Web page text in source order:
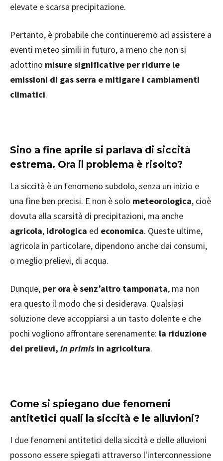
elevate e scarsa precipitazione.
Pertanto, è probabile che continueremo ad assistere a
eventi meteo simili in futuro, a meno che non si
adottino misure significative per ridurre le
emissioni di gas serra e mitigare i cambiamenti
climatici.
Sino a fine aprile si parlava di siccità
estrema. Ora il problema è risolto?
La siccità è un fenomeno subdolo, senza un inizio e
una fine ben precisi. E non è solo meteorologica, cioè
dovuta alla scarsità di precipitazioni, ma anche
agricola, idrologica ed economica. Queste ultime,
agricola in particolare, dipendono anche dai consumi,
o meglio prelievi, di acqua.
Dunque, per ora è senz’altro tamponata, ma non
era questo il modo che si desiderava. Qualsiasi
soluzione deve accoppiarsi a un tasto dolente e che
pochi vogliono affrontare serenamente: la riduzione
dei prelievi, in primis in agricoltura.
Come si spiegano due fenomeni
antitetici quali la siccità e le alluvioni?
I due fenomeni antitetici della siccità e delle alluvioni
possono essere spiegati attraverso l'interconnessione